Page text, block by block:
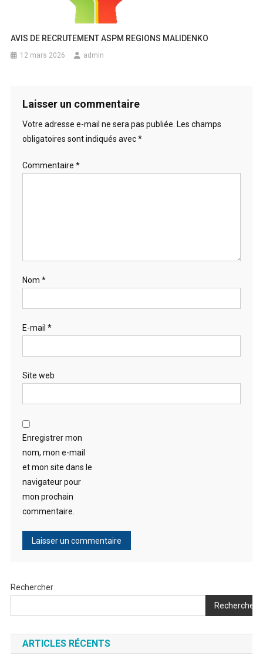
AVIS DE RECRUTEMENT ASPM REGIONS MALIDENKO
12 mars 2026 admin
Laisser un commentaire
Votre adresse e-mail ne sera pas publiée. Les champs
obligatoires sont indiqués avec*
Commentaire *
Nom *
E-mail *
Site web
Enregistrer mon
nom, mon e-mail
et mon site dans le
navigateur pour
mon prochain
commentaire.
Rechercher
Rechercher
ARTICLES RÉCENTS